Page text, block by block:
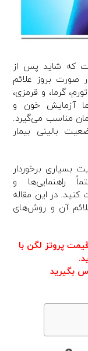
که شاید پس از
صورت بروز علائم
گرما، و قرمزی،
آزمایش خون و
مناسب می‌گیرد.
بالینی بیمار
بسیاری برخوردار
راهنمایی‌ها و
کنید. در این مقاله
آن و روش‌های
پروتز لگن با
بگیرید